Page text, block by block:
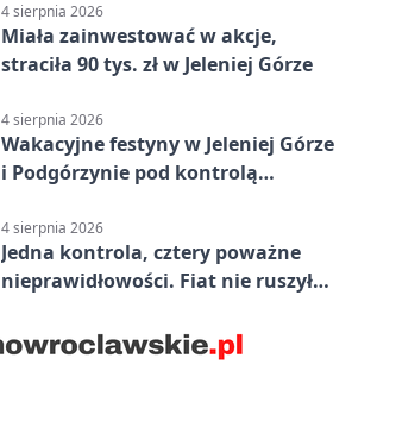
4 sierpnia 2026
Miała zainwestować w akcje,
straciła 90 tys. zł w Jeleniej Górze
4 sierpnia 2026
Wakacyjne festyny w Jeleniej Górze
i Podgórzynie pod kontrolą
4 sierpnia 2026
Jedna kontrola, cztery poważne
nieprawidłowości. Fiat nie ruszył